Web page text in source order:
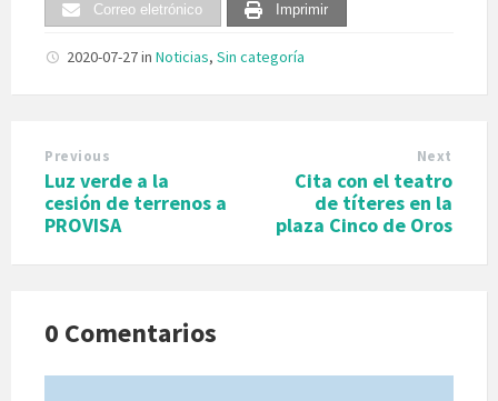
Correo eletrónico Imprimir
2020-07-27in Noticias, Sin categoría
Previous
Luz verde a la
cesión de terrenos a
PROVISA
Next
Cita con el teatro
de títeres en la
plaza Cinco de Oros
0 Comentarios